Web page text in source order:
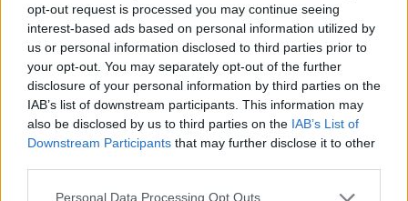
opt-out request is processed you may continue seeing
interest-based ads based on personal information utilized by
us or personal information disclosed to third parties prior to
your opt-out. You may separately opt-out of the further
disclosure of your personal information by third parties on the
IAB’s list of downstream participants. This information may
also be disclosed by us to third parties on the IAB’s List of
Downstream Participants that may further disclose it to other
Personal Data Processing Opt Outs